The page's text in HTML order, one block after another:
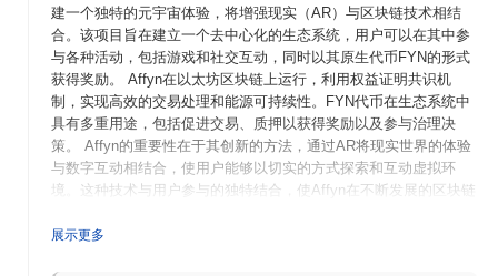
建一个独特的元宇宙体验，将增强现实（AR）与区块链技术相结
合。该项目旨在建立一个去中心化的生态系统，用户可以在其中参
与各种活动，包括游戏和社交互动，同时以其原生代币FYN的形式
获得奖励。 Affyn在以太坊区块链上运行，利用权益证明共识机
制，实现高效的交易处理和能源可持续性。FYN代币在生态系统中
具有多重用途，包括促进交易、质押以获得奖励以及参与治理决
策。 Affyn的重要性在于其创新的方法，通过AR将现实世界的体验
与数字互动相结合，使用户能够以切实的方式探索和互动虚拟环
境。这种技术与用户参与的独特结合，使Affyn在不断发展的区块链
展示更多